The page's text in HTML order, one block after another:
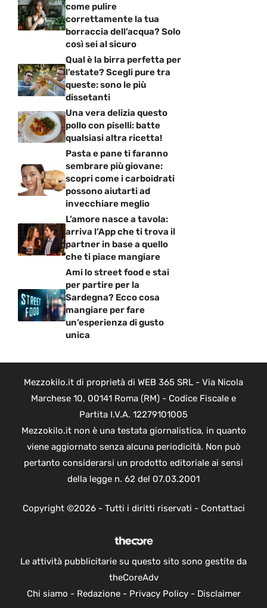
come pulire
correttamente la tua
borraccia dell’acqua? Solo
così sei al sicuro
Qual è la birra perfetta per
l’estate? Scegli pure tra
queste: sono le più
dissetanti
Una vera delizia questo
pollo con piselli: batte
qualsiasi altra ricetta!
Pasta e pane ti faranno
sembrare più giovane:
scopri come i carboidrati
possono aiutarti ad
invecchiare meglio
L’amore nasce a tavola:
arriva l’App che ti trova il
partner in base a quello
che ti piace mangiare
Ami lo street food e stai
per partire per la
Sardegna? Ecco cosa
mangiare per fare
un’esperienza di gusto
unica
Mezzokilo.it di proprietà di WEB 365 SRL - Via Nicola
Marchese 10, 00141 Roma (RM) - Codice Fiscale e
Partita I.V.A. 12279101005
Mezzokilo.it non è una testata giornalistica, in quanto
viene aggiornato senza alcuna periodicità. Non può
pertanto considerarsi un prodotto editoriale ai sensi
della legge n. 62 del 07.03.2001
Copyright ©2026 - Tutti i diritti riservati - Contattaci
Le attività pubblicitarie su questo sito sono gestite da
theCoreAdv
Chi siamo - Redazione- Privacy Policy- Disclaimer